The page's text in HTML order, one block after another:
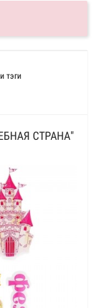
тэги
СТРАНА"